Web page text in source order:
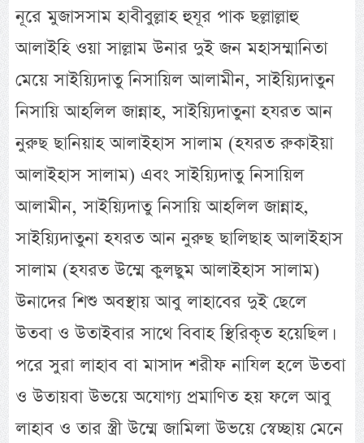
নূরে মুজাসসাম হাবীবুল্লাহ হুযূর পাক ছল্লাল্লাহু
আলাইহি ওয়া সাল্লাম উনার দুই জন মহাসম্মানিতা
মেয়ে সাইয়্যিদাতু নিসায়িল আলামীন, সাইয়্যিদাতুন
নিসায়ি আহলিল জান্নাহ, সাইয়্যিদাতুনা হযরত আন
নুরুছ ছানিয়াহ আলাইহাস সালাম (হযরত রুকাইয়া
আলাইহাস সালাম) এবং সাইয়্যিদাতু নিসায়িল
আলামীন, সাইয়্যিদাতু নিসায়ি আহলিল জান্নাহ,
সাইয়্যিদাতুনা হযরত আন নুরুছ ছালিছাহ আলাইহাস
সালাম (হযরত উম্মে কুলছুম আলাইহাস সালাম)
উনাদের শিশু অবস্থায় আবু লাহাবের দুই ছেলে
উতবা ও উতাইবার সাথে বিবাহ স্থিরিকৃত হয়েছিল।
পরে সুরা লাহাব বা মাসাদ শরীফ নাযিল হলে উতবা
ও উতায়বা উভয়ে অযোগ্য প্রমাণিত হয় ফলে আবু
লাহাব ও তার স্ত্রী উম্মে জামিলা উভয়ে স্বেচ্ছায় মেনে